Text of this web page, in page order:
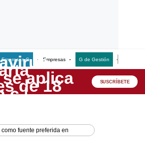
Empresas G Empresas G de Gestión
SUSCRÍBETE
como fuente preferida en